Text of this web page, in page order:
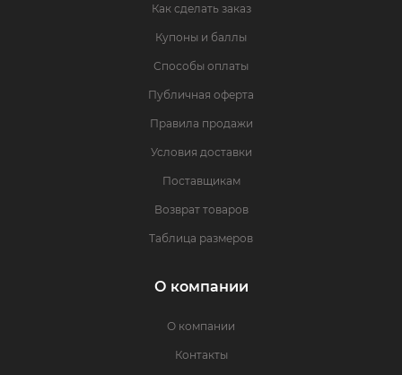
Как сделать заказ
Купоны и баллы
Способы оплаты
Публичная оферта
Правила продажи
Условия доставки
Поставщикам
Возврат товаров
Таблица размеров
О компании
О компании
Контакты